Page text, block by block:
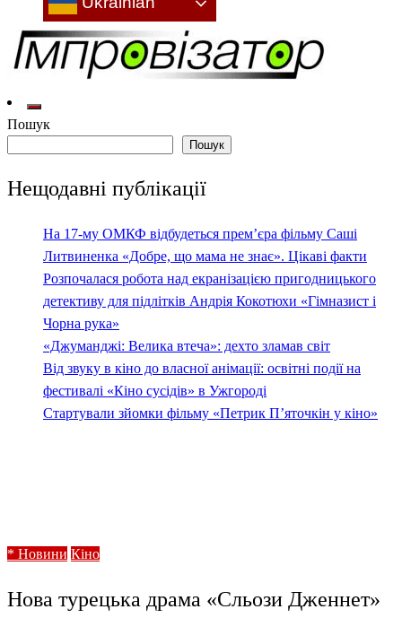
Імпровізатор
Культура: новини, враження, інтерв'ю
Пошук
Пошук
Нещодавні публікації
На 17-му ОМКФ відбудеться прем’єра фільму Саші
Литвиненка «Добре, що мама не знає». Цікаві факти
Розпочалася робота над екранізацією пригодницького
детективу для підлітків Андрія Кокотюхи «Гімназист і
Чорна рука»
«Джуманджі: Велика втеча»: дехто зламав світ
Від звуку в кіно до власної анімації: освітні події на
фестивалі «Кіно сусідів» в Ужгороді
Стартували зйомки фільму «Петрик П’яточкін у кіно»
* Новини Кіно
Нова турецька драма «Сльози Дженнет»